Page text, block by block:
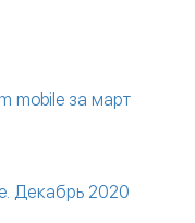
mobile за март
Декабрь 2020